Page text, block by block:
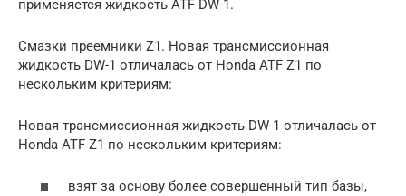
применяется жидкость ATF DW-1.
Смазки преемники Z1. Новая трансмиссионная
жидкость DW-1 отличалась от Honda ATF Z1 по
нескольким критериям:
Новая трансмиссионная жидкость DW-1 отличалась от
Honda ATF Z1 по нескольким критериям:
взят за основу более совершенный тип базы,